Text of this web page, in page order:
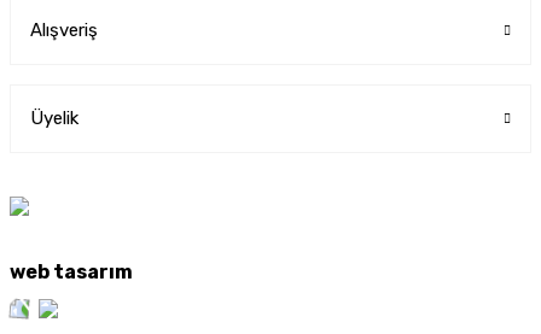
Alışveriş
Üyelik
web tasarım